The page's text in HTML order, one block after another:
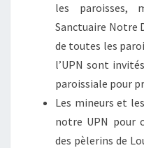
les paroisses,
Sanctuaire Notre
de toutes les
l’UPN sont
paroissiale pour
Les mineurs et
notre UPN pour
des pèlerins de